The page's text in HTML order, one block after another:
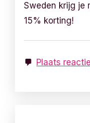
Sweden krijg je
15% korting!
Plaats reactie